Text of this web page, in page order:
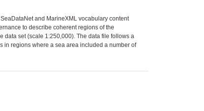
and MarineXML vocabulary content
to describe coherent regions of the
data set (scale 1:250,000). The data file follows a
in regions where a sea area included a number of